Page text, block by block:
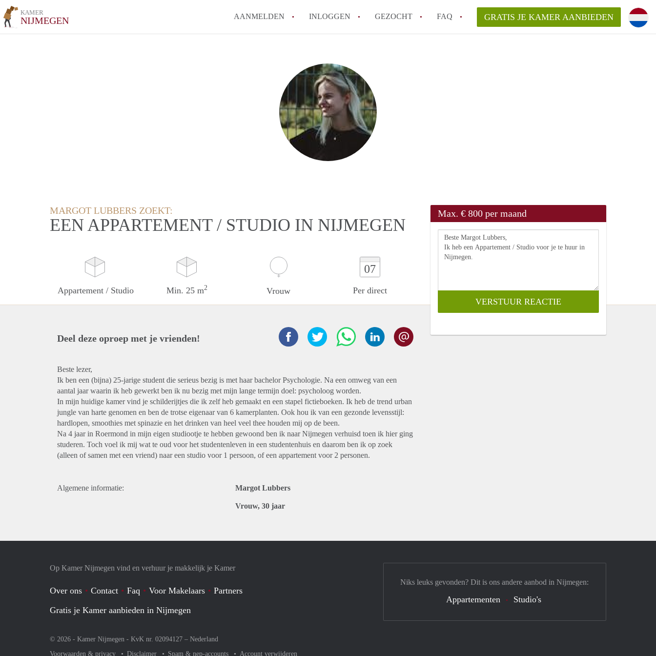
KAMER
NIJMEGEN AANMELDEN INLOGGEN GEZOCHT FAQ
Wat is de privacyverklaring van KamerNijmegen?
Berekent KamerNijmegen makelaarsvergoeding/bemiddelingsvergoeding?
Is KamerNijmegen verantwoordelijk voor de aangeboden Kamer / Kamers
in Nijmegen?
Alle veelgestelde vragen
GRATIS JE KAMER AANBIEDEN
MARGOT LUBBERS ZOEKT:
EEN APPARTEMENT / STUDIO IN NIJMEGEN
Appartement / Studio Min. 25 m2 Vrouw
07
Per direct
Max. € 800 per maand
Deel deze oproep met je vrienden!
Beste lezer,
Ik ben een (bijna) 25-jarige student die serieus bezig is met haar bachelor Psychologie. Na een omweg van een
aantal jaar waarin ik heb gewerkt ben ik nu bezig met mijn lange termijn doel: psycholoog worden.
In mijn huidige kamer vind je schilderijtjes die ik zelf heb gemaakt en een stapel fictieboeken. Ik heb de trend urban
jungle van harte genomen en ben de trotse eigenaar van 6 kamerplanten. Ook hou ik van een gezonde levensstijl:
hardlopen, smoothies met spinazie en het drinken van heel veel thee houden mij op de been.
Na 4 jaar in Roermond in mijn eigen studiootje te hebben gewoond ben ik naar Nijmegen verhuisd toen ik hier ging
studeren. Toch voel ik mij wat te oud voor het studentenleven in een studentenhuis en daarom ben ik op zoek
(alleen of samen met een vriend) naar een studio voor 1 persoon, of een appartement voor 2 personen.
Algemene informatie: Margot Lubbers
Vrouw, 30 jaar
Op Kamer Nijmegen vind en verhuur je makkelijk je Kamer
Over ons Contact Faq Voor Makelaars
Partners
Gratis je Kamer aanbieden in Nijmegen
© 2026 - Kamer Nijmegen - KvK nr. 02094127 – Nederland
Voorwaarden & privacy
Disclaimer Spam & nep-accounts Account verwijderen
Niks leuks gevonden? Dit is ons andere aanbod in Nijmegen:
Appartementen Studio's